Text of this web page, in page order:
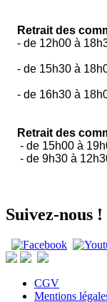
Retrait des
- de 12h00 à
- de 15h30 à
- de 16h30 à
Retrait des
- de 15h00 à
- de 9h30 à
Suivez-nous !
CGV
Mentions